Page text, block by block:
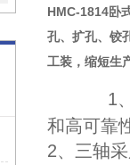
HMC-1814卧
孔、扩孔、铰
工装，缩短生
1
和高可靠
2、三轴